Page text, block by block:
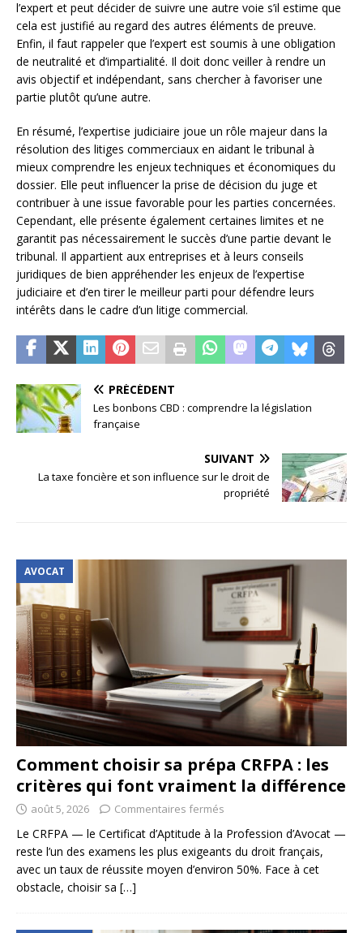
l’expert et peut décider de suivre une autre voie s’il estime que
cela est justifié au regard des autres éléments de preuve.
Enfin, il faut rappeler que l’expert est soumis à une obligation
de neutralité et d’impartialité. Il doit donc veiller à rendre un
avis objectif et indépendant, sans chercher à favoriser une
partie plutôt qu’une autre.
En résumé, l’expertise judiciaire joue un rôle majeur dans la
résolution des litiges commerciaux en aidant le tribunal à
mieux comprendre les enjeux techniques et économiques du
dossier. Elle peut influencer la prise de décision du juge et
contribuer à une issue favorable pour les parties concernées.
Cependant, elle présente également certaines limites et ne
garantit pas nécessairement le succès d’une partie devant le
tribunal. Il appartient aux entreprises et à leurs conseils
juridiques de bien appréhender les enjeux de l’expertise
judiciaire et d’en tirer le meilleur parti pour défendre leurs
intérêts dans le cadre d’un litige commercial.
PRÉCÉDENT
Les bonbons CBD : comprendre la législation
française
SUIVANT
La taxe foncière et son influence sur le droit de
propriété
AVOCAT
Comment choisir sa prépa CRFPA : les
critères qui font vraiment la différence
août 5, 2026 Commentaires fermés
Le CRFPA — le Certificat d’Aptitude à la Profession d’Avocat —
reste l’un des examens les plus exigeants du droit français,
avec un taux de réussite moyen d’environ 50%. Face à cet
obstacle, choisir sa […]